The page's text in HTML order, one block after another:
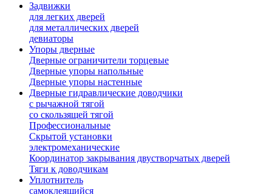
Задвижки
для легких дверей
для металлических дверей
девиаторы
Упоры дверные
Дверные ограничители торцевые
Дверные упоры напольные
Дверные упоры настенные
Дверные гидравлические доводчики
с рычажной тягой
со скользящей тягой
Профессиональные
Скрытой установки
электромеханические
Координатор закрывания двустворчатых дверей
Тяги к доводчикам
Уплотнитель
самоклеящийся